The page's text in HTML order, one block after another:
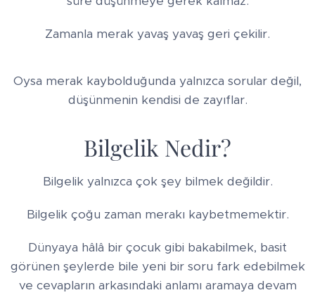
Zamanla merak yavaş yavaş geri çekilir.
Oysa merak kaybolduğunda yalnızca sorular değil,
düşünmenin kendisi de zayıflar.
Bilgelik Nedir?
Bilgelik yalnızca çok şey bilmek değildir.
Bilgelik çoğu zaman merakı kaybetmemektir.
Dünyaya hâlâ bir çocuk gibi bakabilmek, basit
görünen şeylerde bile yeni bir soru fark edebilmek
ve cevapların arkasındaki anlamı aramaya devam